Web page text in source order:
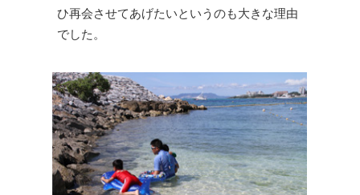
ひ再会させてあげたいというのも大きな理由
でした。